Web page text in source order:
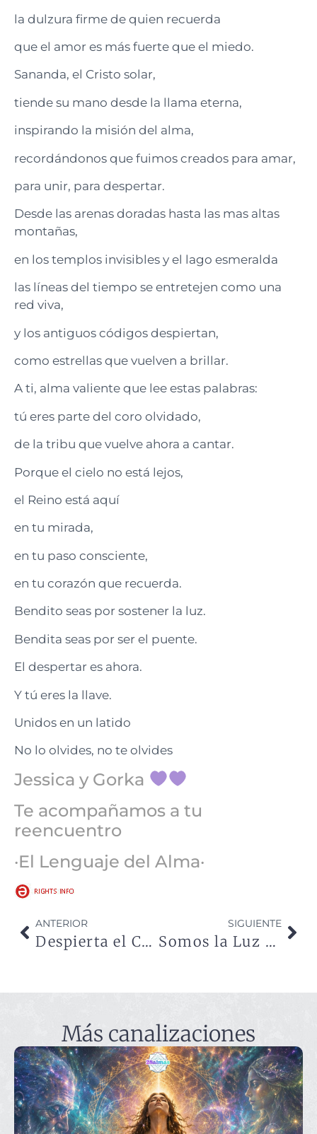
la dulzura firme de quien recuerda
que el amor es más fuerte que el miedo.
Sananda, el Cristo solar,
tiende su mano desde la llama eterna,
inspirando la misión del alma,
recordándonos que fuimos creados para amar,
para unir, para despertar.
Desde las arenas doradas hasta las mas altas
montañas,
en los templos invisibles y el lago esmeralda
las líneas del tiempo se entretejen como una
red viva,
y los antiguos códigos despiertan,
como estrellas que vuelven a brillar.
A ti, alma valiente que lee estas palabras:
tú eres parte del coro olvidado,
de la tribu que vuelve ahora a cantar.
Porque el cielo no está lejos,
el Reino está aquí
en tu mirada,
en tu paso consciente,
en tu corazón que recuerda.
Bendito seas por sostener la luz.
Bendita seas por ser el puente.
El despertar es ahora.
Y tú eres la llave.
Unidos en un latido
No lo olvides, no te olvides
Jessica y Gorka
Te acompañamos a tu
reencuentro
·El Lenguaje del Alma·
ANTERIOR
Despierta el Cristo que mora en tu pecho
SIGUIENTE
Somos la Luz que ilumina el camino
Más canalizaciones